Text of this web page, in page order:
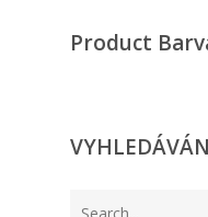
Product